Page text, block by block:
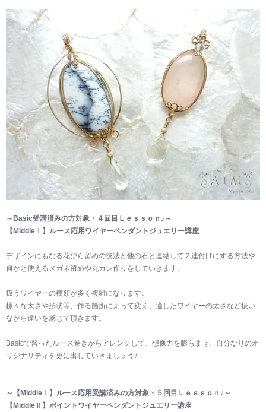
～Basic受講済みの方対象・４回目Ｌｅｓｓｏｎ♪～
【MiddleⅠ】ルース応用ワイヤーペンダントジュエリー講座
デザインにもなる花びら留めの技法と他の石と連結して２連付けにする方法や
何かと使えるメガネ留めや丸カン作りをしていきます。
扱うワイヤーの種類が多く複雑になります。
様々な太さや形状等、作る箇所によって変え、適したワイヤーの太さなど扱い
ながら違いを感じて頂きます。
Basicで習ったルース巻きからアレンジして、想像力を膨らませ、自分なりのオ
リジナリティを更に出していきましょう♪
～【MiddleⅠ】ルース応用受講済みの方対象・５回目Ｌｅｓｓｏｎ♪～
【MiddleⅡ】ポイントワイヤーペンダントジュエリー講座